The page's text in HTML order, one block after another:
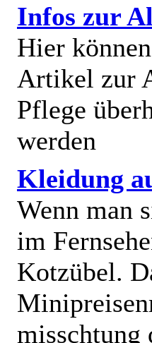
Infos zur
Hier
Artikel zur
Pflege
werden
Kleidung
Wenn man
im
Kotzübel.
misschtung